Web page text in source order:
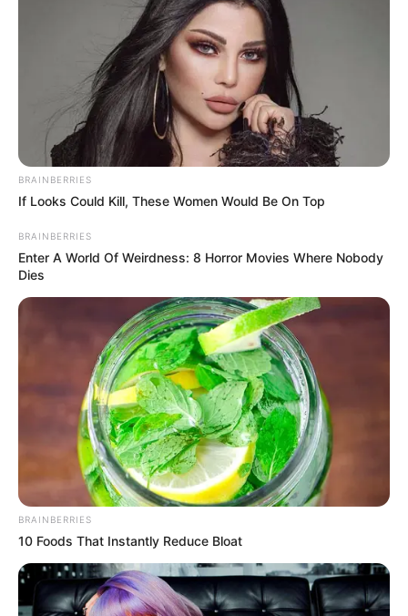
BRAINBERRIES
If Looks Could Kill, These Women Would Be On Top
BRAINBERRIES
Enter A World Of Weirdness: 8 Horror Movies Where Nobody
Dies
BRAINBERRIES
10 Foods That Instantly Reduce Bloat